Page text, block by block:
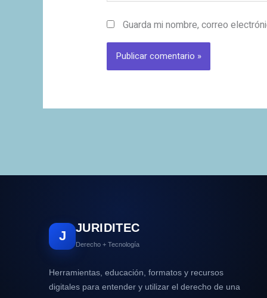
Guarda mi nombre, correo
J
JURIDITEC
Derecho + Tecnología
Herramientas, educación, formatos y recursos
digitales para entender y utilizar el derecho de una